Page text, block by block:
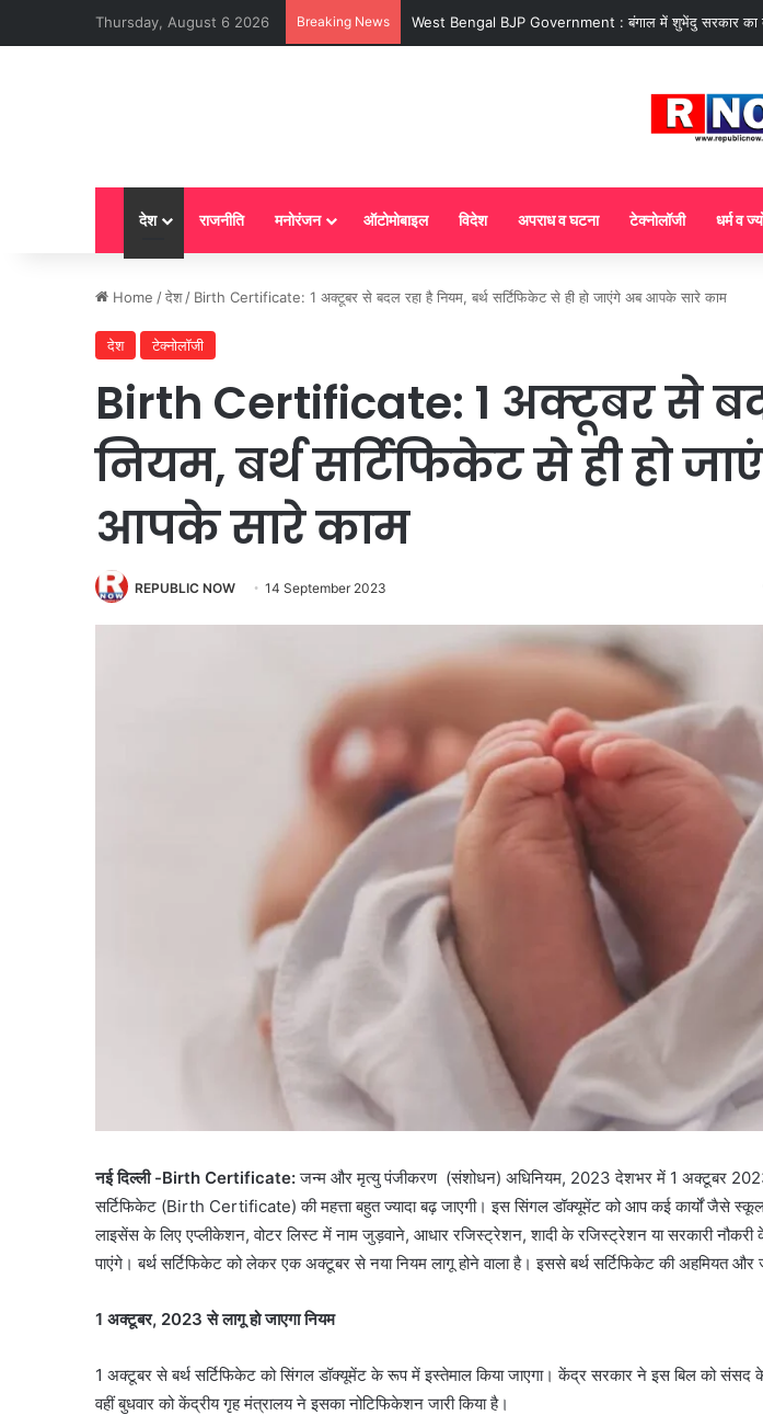
Thursday, August 6 2026 Breaking News LPG New Rules : आज से गैस सिलेंडर के 5 नए नियम लागू! जानें
देश राजनीति मनोरंजन ऑटोमोबाइल विदेश अपराध व घटना टेक्नोलॉजी धर्म व
Home /देश / Birth Certificate: 1 अक्टूबर से बदल रहा है नियम, बर्थ सर्टिफिकेट से ही हो जाएंगे अब आपके सारे काम
देश टेक्नोलॉजी
Birth Certificate: 1 अक्टूबर से
नियम, बर्थ सर्टिफिकेट से ही हो
आपके सारे काम
REPUBLIC NOW 14 September 2023
नई दिल्ली -Birth Certificate:जन्म और मृत्यु पंजीकरण (संशोधन) अधिनियम, 2023 देशभर में 1 अक्टूबर 2023
सर्टिफिकेट (Birth Certificate) की महत्ता बहुत ज्यादा बढ़ जाएगी। इस सिंगल डॉक्यूमेंट को आप कई कार्यों जैसे
लाइसेंस के लिए एप्लीकेशन, वोटर लिस्ट में नाम जुड़वाने, आधार रजिस्ट्रेशन, शादी के रजिस्ट्रेशन या सरकारी
पाएंगे। बर्थ सर्टिफिकेट को लेकर एक अक्टूबर से नया नियम लागू होने वाला है। इससे बर्थ सर्टिफिकेट की अहमियत और
1 अक्टूबर, 2023 से लागू हो जाएगा नियम
1 अक्टूबर से बर्थ सर्टिफिकेट को सिंगल डॉक्यूमेंट के रूप में इस्तेमाल किया जाएगा। केंद्र सरकार ने इस बिल को संसद
वहीं बुधवार को केंद्रीय गृह मंत्रालय ने इसका नोटिफिकेशन जारी किया है।